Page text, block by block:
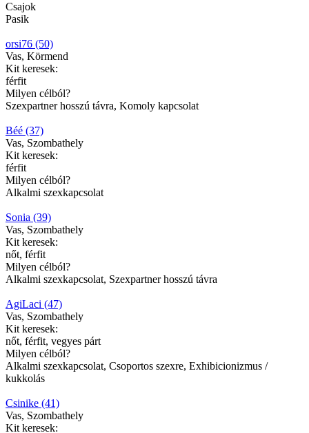
Csajok
Pasik
orsi76 (50)
Vas, Körmend
Kit keresek:
férfit
Milyen célból?
Szexpartner hosszú távra, Komoly kapcsolat
Béé (37)
Vas, Szombathely
Kit keresek:
férfit
Milyen célból?
Alkalmi szexkapcsolat
Sonia (39)
Vas, Szombathely
Kit keresek:
nőt, férfit
Milyen célból?
Alkalmi szexkapcsolat, Szexpartner hosszú távra
AgiLaci (47)
Vas, Szombathely
Kit keresek:
nőt, férfit, vegyes párt
Milyen célból?
Alkalmi szexkapcsolat, Csoportos szexre, Exhibicionizmus /
kukkolás
Csinike (41)
Vas, Szombathely
Kit keresek: